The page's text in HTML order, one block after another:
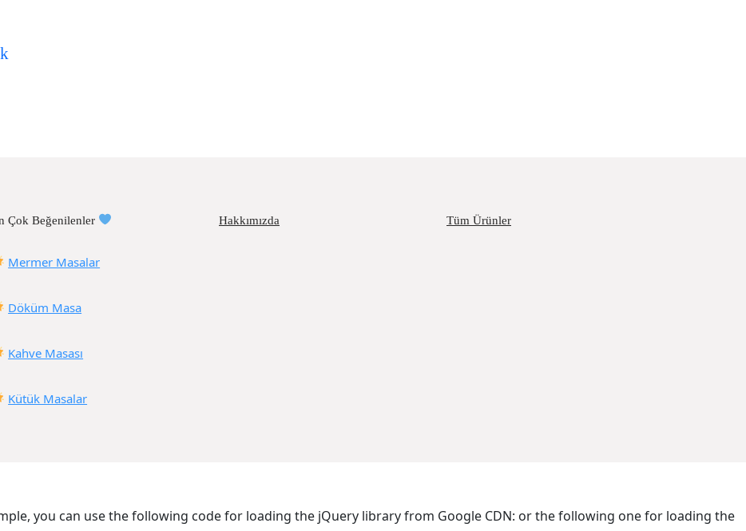
Çok Beğenilenler
Mermer Masalar
Döküm Masa
Kahve Masası
Kütük Masalar
Hakkımızda Tüm Ürünler
you can use the following code for loading the jQuery library from Google CDN: or the following one for loading the